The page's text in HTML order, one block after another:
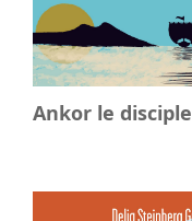
Ankor le disciple